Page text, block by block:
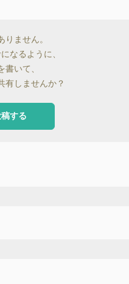
りません。
なるように、
書いて、
有しませんか？
する